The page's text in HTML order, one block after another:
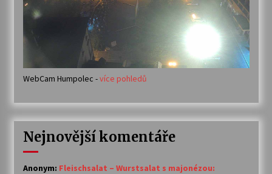
WebCam Humpolec -více pohledů
Nejnovější komentáře
Anonym: Fleischsalat – Wurstsalat s majonézou: